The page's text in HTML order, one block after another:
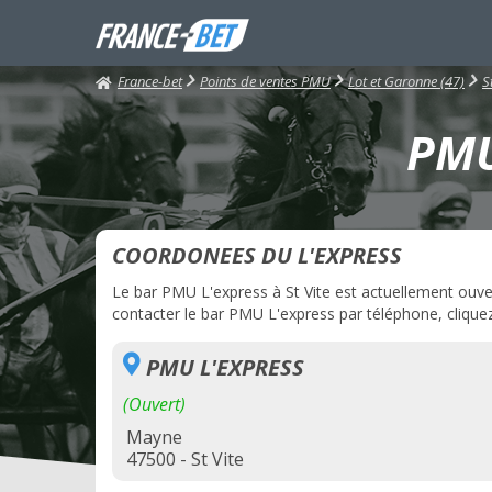
France-bet Points de ventes PMU Lot et Garonne (47)
COORDONEES DU L'EXPRESS
Le bar PMU L'express à St Vite est actuellement
contacter le bar PMU L'express par téléphone,
PMU L'EXPRESS
(Ouvert)
Mayne
47500 - St Vite